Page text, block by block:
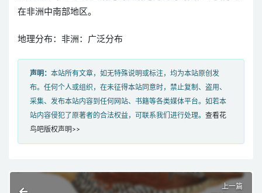
在非洲中南部地区。
地理分布：非洲：广泛分布
声明： 本站所有文章，如无特殊说明或标注，均为本站原创发
布。任何个人或组织，在未征得本站同意时，禁止复制、盗用、
采集、发布本站内容到任何网站、书籍等各类媒体平台。如若本
站内容侵犯了原著者的合法权益，可联系我们进行处理。 查看花
鸟吧版权声明>>
上一篇